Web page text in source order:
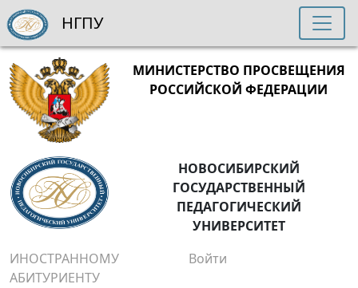
МИНИСТЕРСТВО ПРОСВЕЩЕНИЯ
РОССИЙСКОЙ ФЕДЕРАЦИИ
НОВОСИБИРСКИЙ
ГОСУДАРСТВЕННЫЙ
ПЕДАГОГИЧЕСКИЙ
УНИВЕРСИТЕТ
ИНОСТРАННОМУ
АБИТУРИЕНТУ
Войти
НГПУ